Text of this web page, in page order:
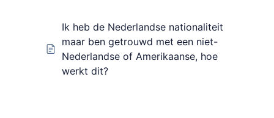
Ik heb de Nederlandse nationaliteit
maar ben getrouwd met een niet-
Nederlandse of Amerikaanse, hoe
werkt dit?